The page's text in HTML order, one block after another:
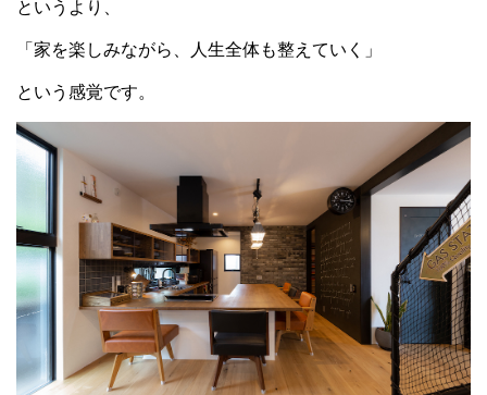
というより、
「家を楽しみながら、人生全体も整えていく」
という感覚です。